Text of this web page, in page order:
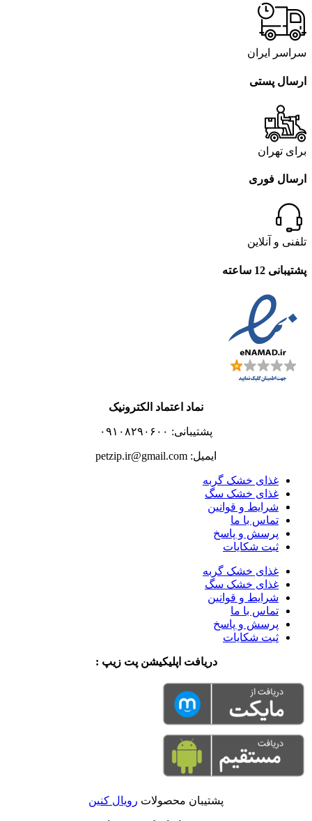
سراسر ایران
ارسال پستی
برای تهران
ارسال فوری
تلفنی و آنلاین
پشتیبانی 12 ساعته
نماد اعتماد الکترونیک
پشتیبانی: ۰۹۱۰۸۲۹۰۶۰۰
ایمیل: petzip.ir@gmail.com
غذای خشک گربه
غذای خشک سگ
شرایط و قوانین
تماس با ما
پرسش و پاسخ
ثبت شکایات
غذای خشک گربه
غذای خشک سگ
شرایط و قوانین
تماس با ما
پرسش و پاسخ
ثبت شکایات
دریافت اپلیکیشن پت زیپ :
پشتیبان محصولات رویال کنین